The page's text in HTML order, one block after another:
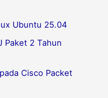
Ubuntu 25.04
Paket 2 Tahun
Cisco Packet